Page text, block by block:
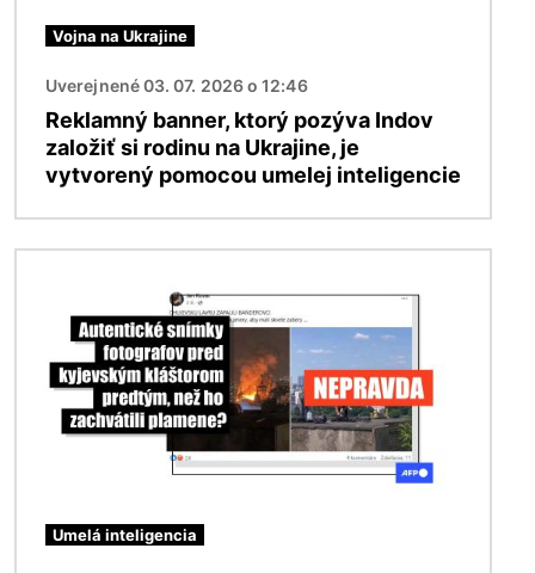
Vojna na Ukrajine
Uverejnené 03. 07. 2026 o 12:46
Reklamný banner, ktorý pozýva Indov
založiť si rodinu na Ukrajine, je
vytvorený pomocou umelej inteligencie
Umelá inteligencia